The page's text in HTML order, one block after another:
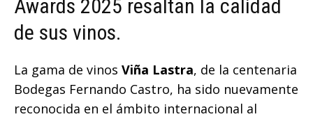
Awards 2025 resaltan la calidad
de sus vinos.
La gama de vinos Viña Lastra, de la centenaria
Bodegas Fernando Castro, ha sido nuevamente
reconocida en el ámbito internacional al